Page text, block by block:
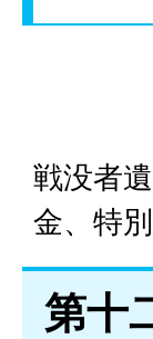
戦没者
金、特
第十